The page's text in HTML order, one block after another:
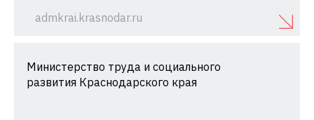
admkrai.krasnodar.ru
Министерство труда и социального
развития Краснодарского края